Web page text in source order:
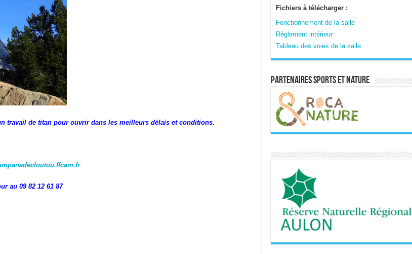
travail de titan pour ouvrir dans les meilleurs délais et conditions.
au 09 82 12 61 87
Fichiers à télécharger :
Fonctionnement de la salle
Règlement intérieur
Tableau des voies de la salle
Partenaires sports et nature